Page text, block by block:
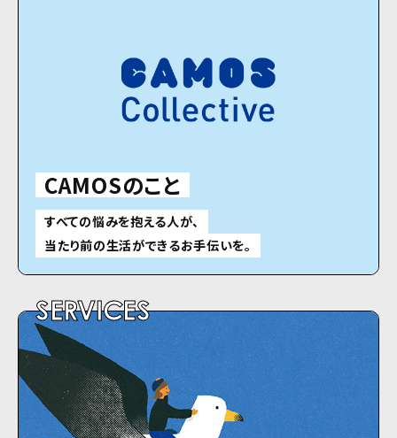
CAMOSのこと
すべての悩みを抱える人が、
当たり前の生活ができるお手伝いを。
SERVICES